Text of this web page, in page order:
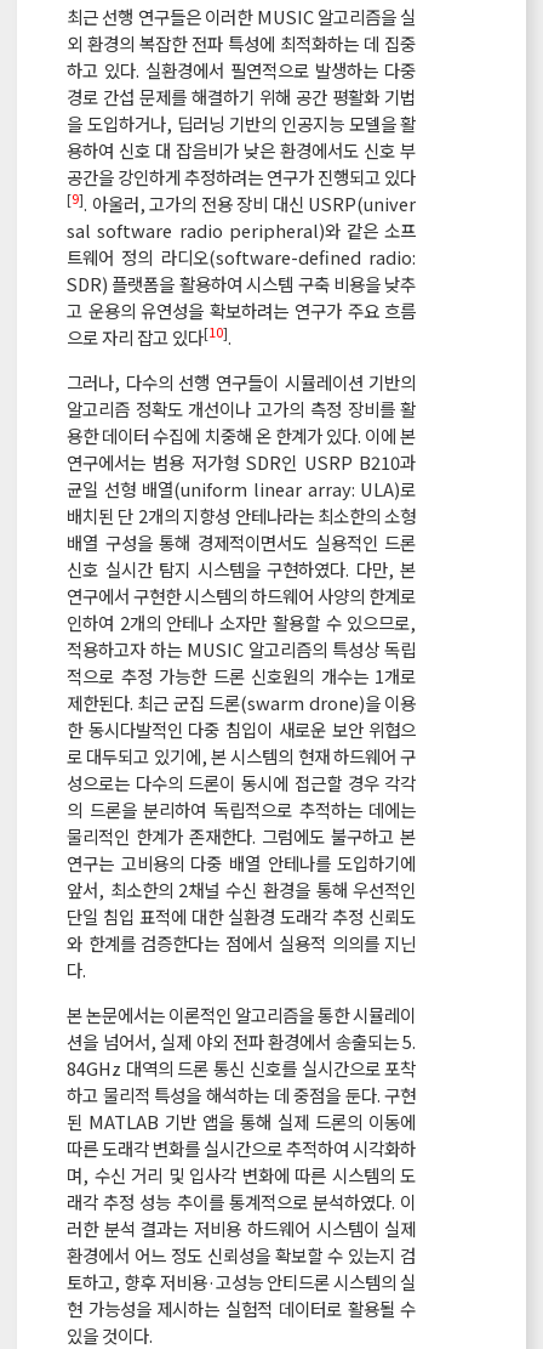
최근 선행 연구들은 이러한 MUSIC 알고리즘을 실
외 환경의 복잡한 전파 특성에 최적화하는 데 집중
하고 있다. 실환경에서 필연적으로 발생하는 다중
경로 간섭 문제를 해결하기 위해 공간 평활화 기법
을 도입하거나, 딥러닝 기반의 인공지능 모델을 활
용하여 신호 대 잡음비가 낮은 환경에서도 신호 부
공간을 강인하게 추정하려는 연구가 진행되고 있다
[9]. 아울러, 고가의 전용 장비 대신 USRP(univer
sal software radio peripheral)와 같은 소프
트웨어 정의 라디오(software-defined radio:
SDR) 플랫폼을 활용하여 시스템 구축 비용을 낮추
고 운용의 유연성을 확보하려는 연구가 주요 흐름
으로 자리 잡고 있다[10].
그러나, 다수의 선행 연구들이 시뮬레이션 기반의
알고리즘 정확도 개선이나 고가의 측정 장비를 활
용한 데이터 수집에 치중해 온 한계가 있다. 이에 본
연구에서는 범용 저가형 SDR인 USRP B210과
균일 선형 배열(uniform linear array: ULA)로
배치된 단 2개의 지향성 안테나라는 최소한의 소형
배열 구성을 통해 경제적이면서도 실용적인 드론
신호 실시간 탐지 시스템을 구현하였다. 다만, 본
연구에서 구현한 시스템의 하드웨어 사양의 한계로
인하여 2개의 안테나 소자만 활용할 수 있으므로,
적용하고자 하는 MUSIC 알고리즘의 특성상 독립
적으로 추정 가능한 드론 신호원의 개수는 1개로
제한된다. 최근 군집 드론(swarm drone)을 이용
한 동시다발적인 다중 침입이 새로운 보안 위협으
로 대두되고 있기에, 본 시스템의 현재 하드웨어 구
성으로는 다수의 드론이 동시에 접근할 경우 각각
의 드론을 분리하여 독립적으로 추적하는 데에는
물리적인 한계가 존재한다. 그럼에도 불구하고 본
연구는 고비용의 다중 배열 안테나를 도입하기에
앞서, 최소한의 2채널 수신 환경을 통해 우선적인
단일 침입 표적에 대한 실환경 도래각 추정 신뢰도
와 한계를 검증한다는 점에서 실용적 의의를 지닌
다.
본 논문에서는 이론적인 알고리즘을 통한 시뮬레이
션을 넘어서, 실제 야외 전파 환경에서 송출되는 5.
84GHz 대역의 드론 통신 신호를 실시간으로 포착
하고 물리적 특성을 해석하는 데 중점을 둔다. 구현
된 MATLAB 기반 앱을 통해 실제 드론의 이동에
따른 도래각 변화를 실시간으로 추적하여 시각화하
며, 수신 거리 및 입사각 변화에 따른 시스템의 도
래각 추정 성능 추이를 통계적으로 분석하였다. 이
러한 분석 결과는 저비용 하드웨어 시스템이 실제
환경에서 어느 정도 신뢰성을 확보할 수 있는지 검
토하고, 향후 저비용·고성능 안티드론 시스템의 실
현 가능성을 제시하는 실험적 데이터로 활용될 수
있을 것이다.